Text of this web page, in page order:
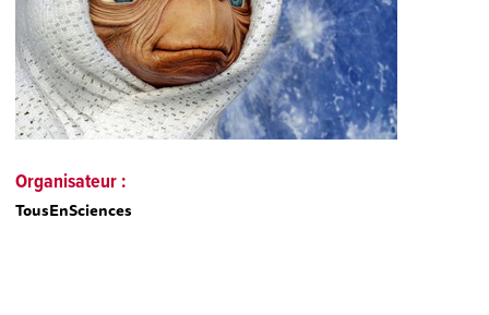
Organisateur :
TousEnSciences